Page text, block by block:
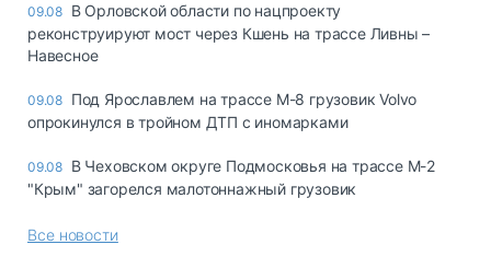
09.08 В Орловской области по нацпроекту
реконструируют мост через Кшень на трассе Ливны –
Навесное
09.08 Под Ярославлем на трассе М-8 грузовик Volvo
опрокинулся в тройном ДТП с иномарками
09.08 В Чеховском округе Подмосковья на трассе М-2
"Крым" загорелся малотоннажный грузовик
Все новости